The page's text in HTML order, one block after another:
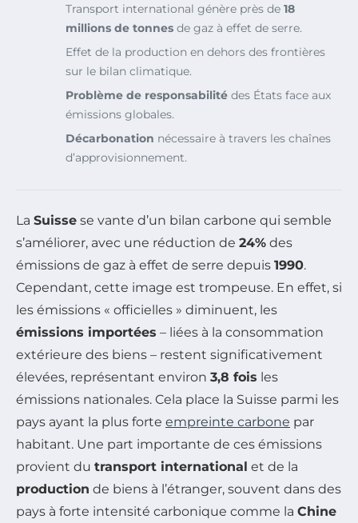
Transport international génère près de 18
millions de tonnes de gaz à effet de serre.
Effet de la production en dehors des frontières
sur le bilan climatique.
Problème de responsabilité des États face aux
émissions globales.
Décarbonation nécessaire à travers les chaînes
d’approvisionnement.
La Suisse se vante d’un bilan carbone qui semble
s’améliorer, avec une réduction de 24% des
émissions de gaz à effet de serre depuis 1990.
Cependant, cette image est trompeuse. En effet, si
les émissions « officielles » diminuent, les
émissions importées – liées à la consommation
extérieure des biens – restent significativement
élevées, représentant environ 3,8 fois les
émissions nationales. Cela place la Suisse parmi les
pays ayant la plus forte empreinte carbone par
habitant. Une part importante de ces émissions
provient du transport international et de la
production de biens à l’étranger, souvent dans des
pays à forte intensité carbonique comme la Chine